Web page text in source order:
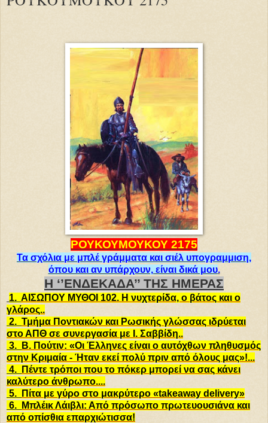
ΡΟΥΚΟΥΜΟΥΚΟΥ 2175
Τα σχόλια με μπλέ γράμματα και σιέλ υπογραμμιση,
όπου και αν υπάρχουν, είναι δικά μου.
Η ‘’ΕΝΔΕΚΑΔΑ’’ ΤΗΣ ΗΜΕΡΑΣ
1. ΑΙΣΩΠΟΥ ΜΥΘΟΙ 102. Η νυχτερίδα, ο βάτος και ο
γλάρος..
2. Τμήμα Ποντιακών και Ρωσικής γλώσσας ιδρύεται
στο ΑΠΘ σε συνεργασία με Ι. Σαββίδη..
3.
Β. Πούτιν: «Οι Έλληνες είναι ο αυτόχθων πληθυσμός
στην Κριμαία - Ήταν εκεί πολύ πριν από όλους μας»!...
4.
Πέντε τρόποι που το πόκερ μπορεί να σας κάνει
καλύτερο άνθρωπο....
5.
Πίτα με γύρο στο μακρύτερο «takeaway delivery»
6.
Μπλέικ Λάιβλι: Από πρόσωπο πρωτευουσιάνα και
από οπίσθια επαρχιώτισσα!